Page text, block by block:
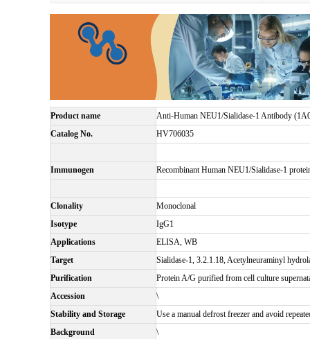
Product name
Anti-Human NEU1/Sialidase-1 Antibody
Catalog No.
HV706035
Immunogen Recombinant Human NEU1/Sialidase-1
Clonality
Monoclonal
Isotype
IgG1
Applications
ELISA, WB
Target
Sialidase-1, 3.2.1.18, Acetylneuraminyl
Purification
Protein A/G purified from cell culture
Accession
\
Stability and Storage
Use a manual defrost freezer and avoid
Background
\